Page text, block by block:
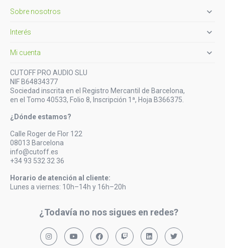
Sobre nosotros 
Interés 
Mi cuenta 
CUTOFF PRO AUDIO SLU
NIF B64834377
Sociedad inscrita en el Registro Mercantil de Barcelona,
en el Tomo 40533, Folio 8, Inscripción 1ª, Hoja B366375.
¿Dónde estamos?
Calle Roger de Flor 122
08013 Barcelona
info@cutoff.es
+34 93 532 32 36
Horario de atención al cliente:
Lunes a viernes: 10h–14h y 16h–20h
¿Todavía no nos sigues en redes?